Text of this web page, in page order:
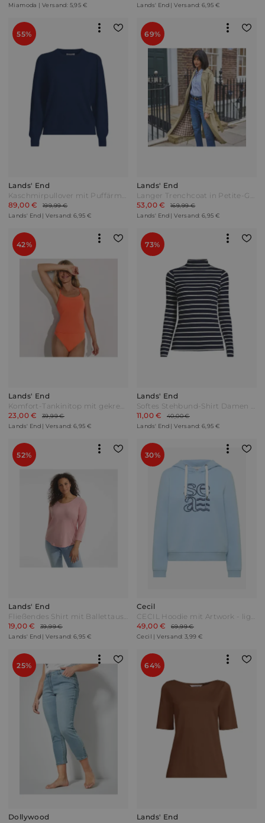
Miamoda | Versand: 5,95 €
Lands' End | Versand: 6,95 €
55%
Lands' End
Kaschmirpullover mit Puffärmeln Damen Blau by Lands' End
89,00 €
199,99 €
Lands' End | Versand: 6,95 €
69%
Lands' End
Langer Trenchcoat in Petite-Größe Damen Grün by Lands' End
53,00 €
169,99 €
Lands' End | Versand: 6,95 €
42%
Lands' End
Komfort-Tankinitop mit gekreuzten Trägern Damen Orange by Lands' End
23,00 €
39,99 €
Lands' End | Versand: 6,95 €
73%
Lands' End
Softes Stehbund-Shirt Damen Blau by Lands' End
11,00 €
40,00 €
Lands' End | Versand: 6,95 €
52%
Lands' End
Fließendes Shirt mit Ballettausschnitt Damen Pink by Lands' End
19,00 €
39,99 €
Lands' End | Versand: 6,95 €
30%
Cecil
CECIL Hoodie mit Artwork - light sky blue Blau
49,00 €
69,99 €
Cecil | Versand: 3,99 €
25%
Dollywood
64%
Lands' End